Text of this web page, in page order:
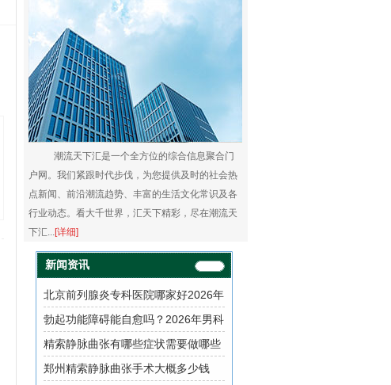
潮流天下汇是一个全方位的综合信息聚合门
户网。我们紧跟时代步伐，为您提供及时的社会热
点新闻、前沿潮流趋势、丰富的生活文化常识及各
行业动态。看大千世界，汇天下精彩，尽在潮流天
下汇... [详细]
新闻资讯
北京前列腺炎专科医院哪家好2026年
男性泌尿科就诊指南
勃起功能障碍能自愈吗？2026年男科
治疗方案与用药指南
精索静脉曲张有哪些症状需要做哪些
检查项目
郑州精索静脉曲张手术大概多少钱